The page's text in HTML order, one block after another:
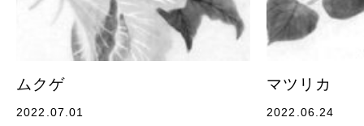
ムクゲ
2022.07.01
マツリカ
2022.06.24